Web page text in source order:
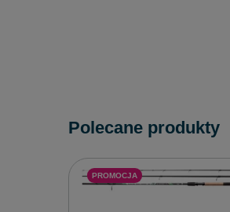
Polecane produkty
PROMOCJA